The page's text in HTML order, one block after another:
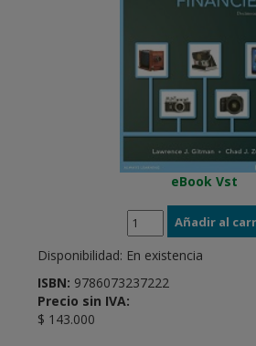
eBook Vst
Disponibilidad: En existencia
ISBN: 9786073237222
Precio sin IVA:
$ 143.000